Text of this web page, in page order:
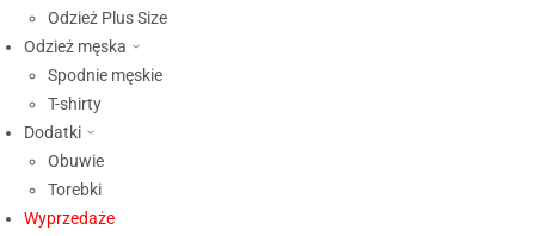
Odzież Plus Size
Odzież męska
Spodnie męskie
T-shirty
Dodatki
Obuwie
Torebki
Wyprzedaże